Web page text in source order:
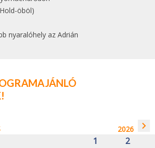
öböl)
nyaralóhely az Adrián
2026 navigate_next
1
2